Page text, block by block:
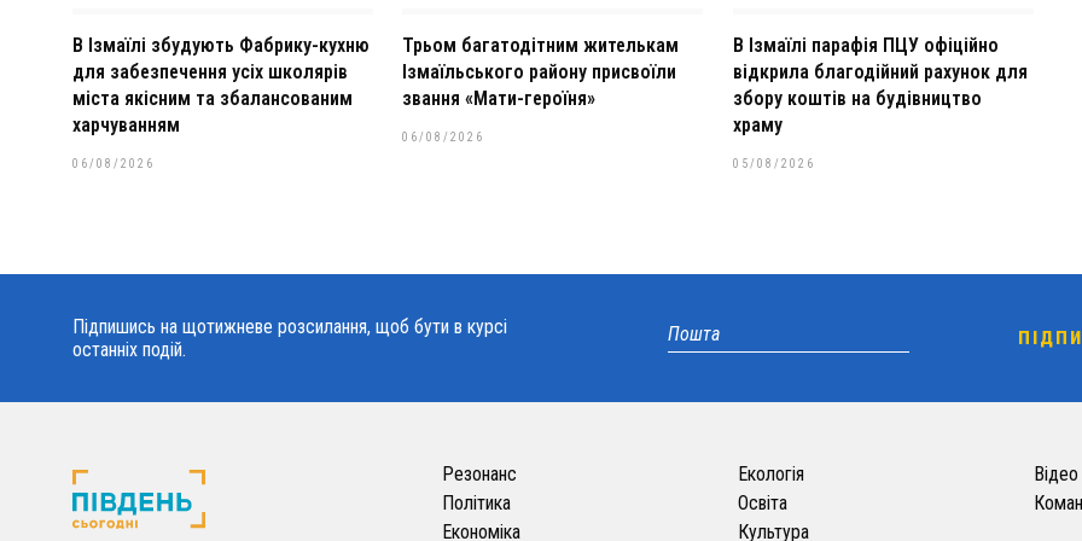
В Ізмаїлі збудують Фабрику-кухню
для забезпечення усіх школярів
міста якісним та збалансованим
харчуванням
06/08/2026
Трьом багатодітним жителькам
Ізмаїльського району присвоїли
звання «Мати-героїня»
06/08/2026
В Ізмаїлі парафія ПЦУ офіційно
відкрила благодійний рахунок для
збору коштів на будівництво
храму
05/08/2026
Підпишись на щотижневе розсилання, щоб бути в курсі
останніх подій.
Резонанс
Політика
Економіка
Екологія
Освіта
Культура
Відео